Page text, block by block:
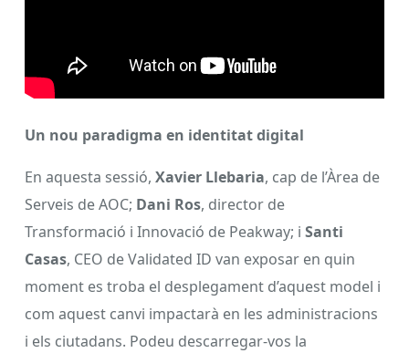
Un nou paradigma en identitat digital
En aquesta sessió, Xavier Llebaria, cap de l’Àrea de
Serveis de AOC; Dani Ros, director de
Transformació i Innovació de Peakway; i Santi
Casas, CEO de Validated ID van exposar en quin
moment es troba el desplegament d’aquest model i
com aquest canvi impactarà en les administracions
i els ciutadans. Podeu descarregar-vos la